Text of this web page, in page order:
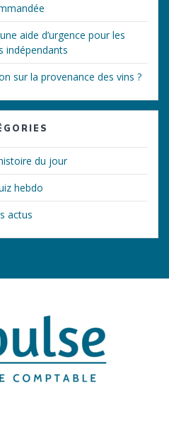
aide d’urgence pour les
indépendants
sur la provenance des vins ?
du jour
hebdo
actus